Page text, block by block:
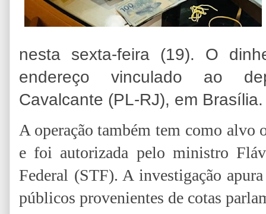
nesta sexta-feira (19). O
endereço vinculado ao
Cavalcante (PL-RJ), em Brasília.
A operação também tem como alvo
e foi autorizada pelo ministro
Federal (STF). A investigação
públicos provenientes de cotas